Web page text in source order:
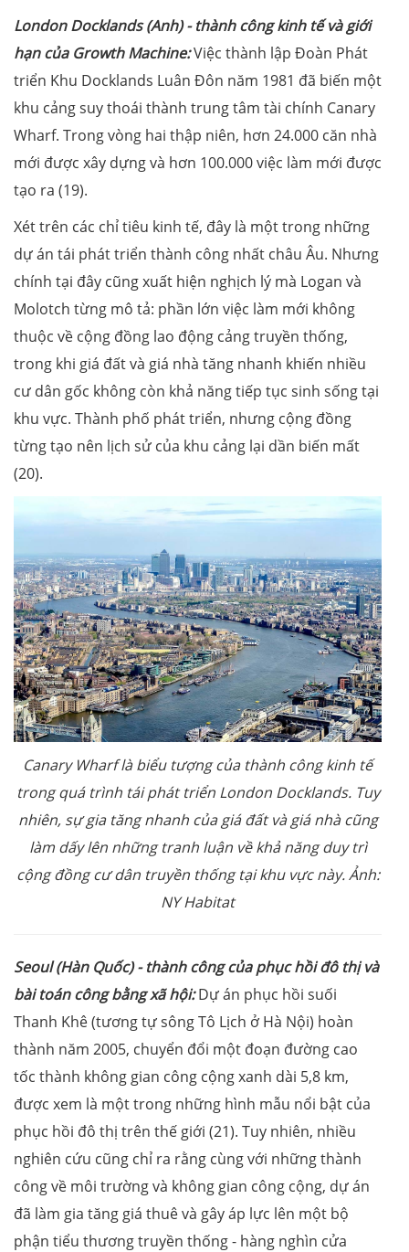
London Docklands (Anh) - thành công kinh tế và giới
hạn của Growth Machine:Việc thành lập Đoàn Phát
triển Khu Docklands Luân Đôn năm 1981 đã biến một
khu cảng suy thoái thành trung tâm tài chính Canary
Wharf. Trong vòng hai thập niên, hơn 24.000 căn nhà
mới được xây dựng và hơn 100.000 việc làm mới được
tạo ra (19).
Xét trên các chỉ tiêu kinh tế, đây là một trong những
dự án tái phát triển thành công nhất châu Âu. Nhưng
chính tại đây cũng xuất hiện nghịch lý mà Logan và
Molotch từng mô tả: phần lớn việc làm mới không
thuộc về cộng đồng lao động cảng truyền thống,
trong khi giá đất và giá nhà tăng nhanh khiến nhiều
cư dân gốc không còn khả năng tiếp tục sinh sống tại
khu vực. Thành phố phát triển, nhưng cộng đồng
từng tạo nên lịch sử của khu cảng lại dần biến mất
(20).
Canary Wharf là biểu tượng của thành công kinh tế
trong quá trình tái phát triển London Docklands. Tuy
nhiên, sự gia tăng nhanh của giá đất và giá nhà cũng
làm dấy lên những tranh luận về khả năng duy trì
cộng đồng cư dân truyền thống tại khu vực này. Ảnh:
NY Habitat
Seoul (Hàn Quốc) - thành công của phục hồi đô thị và
bài toán công bằng xã hội: Dự án phục hồi suối
Thanh Khê (tương tự sông Tô Lịch ở Hà Nội) hoàn
thành năm 2005, chuyển đổi một đoạn đường cao
tốc thành không gian công cộng xanh dài 5,8 km,
được xem là một trong những hình mẫu nổi bật của
phục hồi đô thị trên thế giới (21). Tuy nhiên, nhiều
nghiên cứu cũng chỉ ra rằng cùng với những thành
công về môi trường và không gian công cộng, dự án
đã làm gia tăng giá thuê và gây áp lực lên một bộ
phận tiểu thương truyền thống - hàng nghìn cửa